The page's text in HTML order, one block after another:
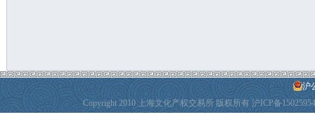
沪
Copyright 2010 上海文化产权交易所 版权所有沪ICP备